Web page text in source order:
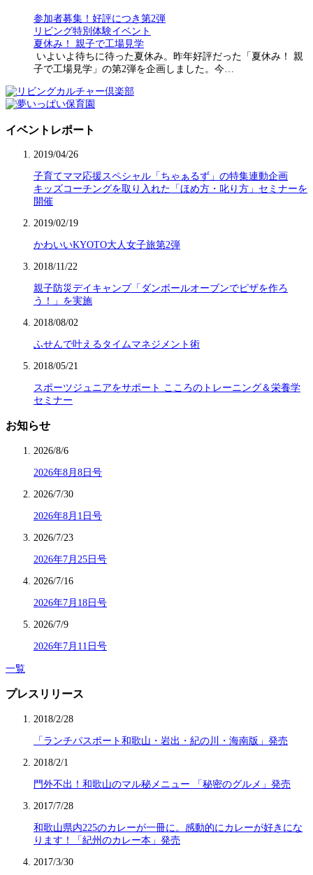
参加者募集！好評につき第2弾
リビング特別体験イベント
夏休み！ 親子で工場見学
いよいよ待ちに待った夏休み。昨年好評だった「夏休み！ 親
子で工場見学」の第2弾を企画しました。今…
イベントレポート
2019/04/26
子育てママ応援スペシャル「ちゃぁるず」の特集連動企画
キッズコーチングを取り入れた「ほめ方・叱り方」セミナーを
開催
2019/02/19
かわいいKYOTO大人女子旅第2弾
2018/11/22
親子防災デイキャンプ「ダンボールオーブンでピザを作ろ
う！」を実施
2018/08/02
ふせんで叶えるタイムマネジメント術
2018/05/21
スポーツジュニアをサポート こころのトレーニング＆栄養学
セミナー
お知らせ
2026/8/6
2026年8月8日号
2026/7/30
2026年8月1日号
2026/7/23
2026年7月25日号
2026/7/16
2026年7月18日号
2026/7/9
2026年7月11日号
一覧
プレスリリース
2018/2/28
「ランチパスポート和歌山・岩出・紀の川・海南版」発売
2018/2/1
門外不出！和歌山のマル秘メニュー 「秘密のグルメ」発売
2017/7/28
和歌山県内225のカレーが一冊に。感動的にカレーが好きにな
ります！「紀州のカレー本」発売
2017/3/30